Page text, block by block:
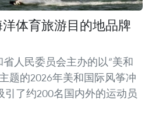
体育旅游目的地品牌
省人民委员会主办的以“美和
题的2026年美和国际风筝冲
了约200名国内外的运动员